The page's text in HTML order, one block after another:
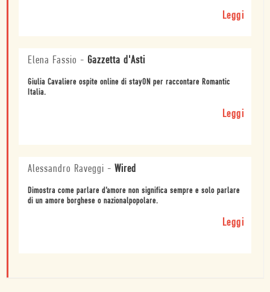
Leggi
Elena Fassio - Gazzetta d'Asti
Giulia Cavaliere ospite online di stayON per raccontare Romantic
Italia.
Leggi
Alessandro Raveggi - Wired
Dimostra come parlare d’amore non significa sempre e solo parlare
di un amore borghese o nazionalpopolare.
Leggi